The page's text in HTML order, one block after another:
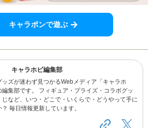
キャラポンで遊ぶ
キャラホビ編集部
ッズが迷わず見つかるWebメディア「キャラホ
編集部です。 フィギュア・プライズ・コラボグッ
じなど、いつ・どこで・いくらで・どうやって手に
？ 毎日情報更新しています。